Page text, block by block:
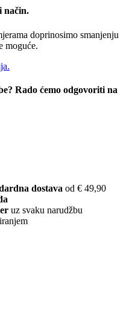
način.
doprinosimo smanjenju
moguće.
Rado ćemo odgovoriti na
dostava od € 49,90
uz svaku narudžbu